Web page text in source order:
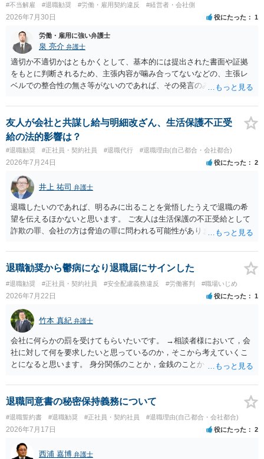
#不当解雇 #退職勧奨 #労働・雇用契約違反 #経営者・会社側
2026年7月30日 役にたった 1
労働・雇用に強い弁護士
泉 亮介 弁護士
適切か不適切かはともかくとして、基本的には提出された書面や証拠
をもとに判断されるため、主張内容が噛み合ってないなどの、主張レ
ベルでの整合性の無さ等がないのであれば、その発言のみで大きく不
友人が会社と共謀し給与明細改ざん、生活保護不正受
給の法的影響は？
#退職勧奨 #正社員・契約社員 #退職代行 #退職理由(自己都合・会社都合)
2026年7月24日 役にたった 2
井上 祐司 弁護士
退職したいのであれば、明るみに出ることを覚悟したうえで退職の希
望を伝えるほかないと思います。 ご友人は生活保護の不正受給として
詐欺の罪、会社の方は脅迫の罪に問われる可能性がありますが、感覚
うかはケースバイケースです。
退職勧奨から鬱病になり退職届にサインした
#退職勧奨 #正社員・契約社員 #安全配慮義務違反 #労働審判 #職場いじめ
2026年7月22日 役にたった 1
竹本 真紀 弁護士
会社に何らかの罰を受けてもらいたいです。 →相談者様において，会
社に対して何を要求したいと思っているのか，そこから考えていくこ
とになると思います。 身分関係のことか，金銭のことか，会社自体に
わからない，そういう状態なのであれば，その点を検討していくこと
から始めるのがよいと思います。
退職同意書の秘密保持義務について
#退職誓約書 #退職勧奨 #正社員・契約社員 #退職理由(自己都合・会社都合)
2026年7月17日 役にたった 2
西浦 嘉博 弁護士